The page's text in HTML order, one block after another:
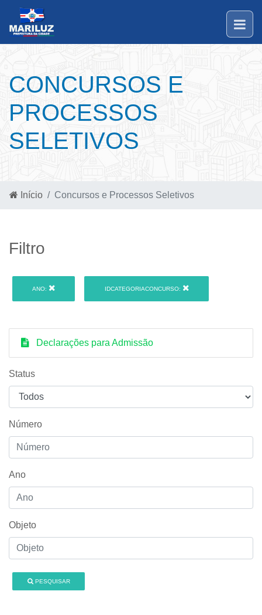
CONCURSOS E
PROCESSOS
SELETIVOS
Início Concursos e Processos Seletivos
Filtro
ANO: IDCATEGORIACONCURSO:
Declarações para Admissão
Status
Número
Ano
Objeto
PESQUISAR